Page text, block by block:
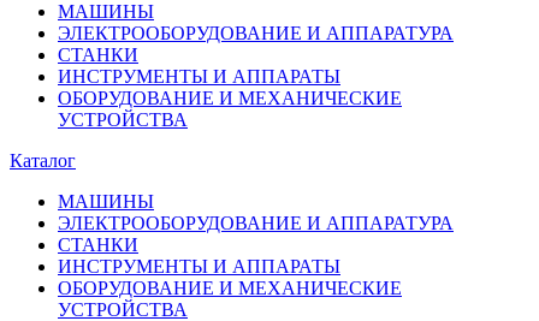
МАШИНЫ
ЭЛЕКТРООБОРУДОВАНИЕ И АППАРАТУРА
СТАНКИ
ИНСТРУМЕНТЫ И АППАРАТЫ
ОБОРУДОВАНИЕ И МЕХАНИЧЕСКИЕ
УСТРОЙСТВА
Каталог
МАШИНЫ
ЭЛЕКТРООБОРУДОВАНИЕ И АППАРАТУРА
СТАНКИ
ИНСТРУМЕНТЫ И АППАРАТЫ
ОБОРУДОВАНИЕ И МЕХАНИЧЕСКИЕ
УСТРОЙСТВА